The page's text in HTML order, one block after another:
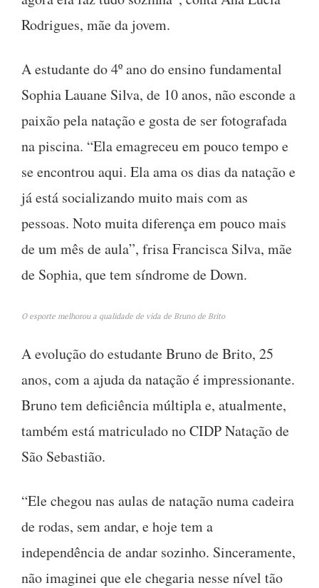
Rodrigues, mãe da jovem.
A estudante do 4º ano do ensino fundamental
Sophia Lauane Silva, de 10 anos, não esconde a
paixão pela natação e gosta de ser fotografada
na piscina. “Ela emagreceu em pouco tempo e
se encontrou aqui. Ela ama os dias da natação e
já está socializando muito mais com as
pessoas. Noto muita diferença em pouco mais
de um mês de aula”, frisa Francisca Silva, mãe
de Sophia, que tem síndrome de Down.
O esporte melhorou a qualidade de vida de Bruno de Brito
A evolução do estudante Bruno de Brito, 25
anos, com a ajuda da natação é impressionante.
Bruno tem deficiência múltipla e, atualmente,
também está matriculado no CIDP Natação de
São Sebastião.
“Ele chegou nas aulas de natação numa cadeira
de rodas, sem andar, e hoje tem a
independência de andar sozinho. Sinceramente,
não imaginei que ele chegaria nesse nível tão